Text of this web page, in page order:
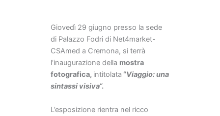
Giovedì 29 giugno presso la sede
di Palazzo Fodri di Net4market-
CSAmed a Cremona, si terrà
l’inaugurazione della mostra
fotografica, intitolata “Viaggio: una
sintassi visiva“.
L’esposizione rientra nel ricco